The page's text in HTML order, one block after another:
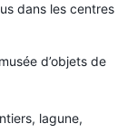
dans les centres
d’objets de
lagune,